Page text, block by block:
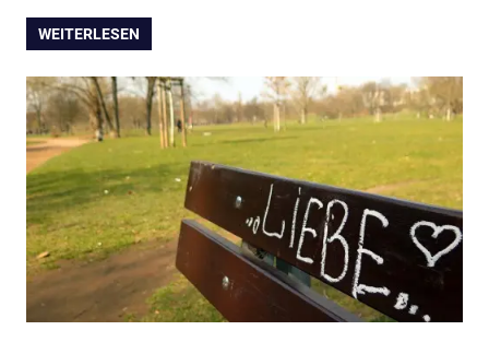
WEITERLESEN